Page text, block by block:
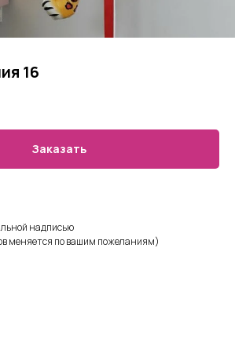
16
Заказать
надписью
меняется по вашим пожеланиям)